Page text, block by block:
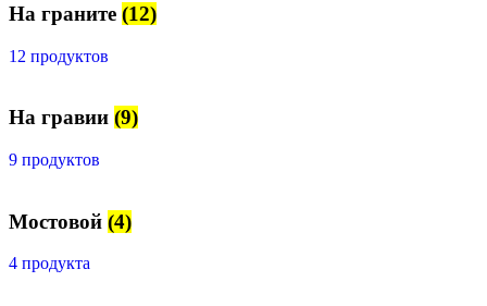
На граните (12)
12 продуктов
На гравии (9)
9 продуктов
Мостовой (4)
4 продукта